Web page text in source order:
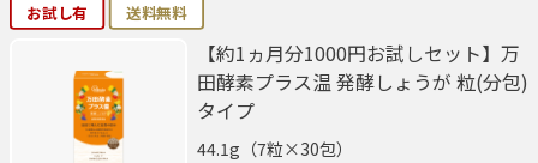
お試し有 送料無料
【約1ヵ月分1000円お試しセット】万
田酵素プラス温 発酵しょうが 粒(分包)
タイプ
44.1g（7粒×30包）